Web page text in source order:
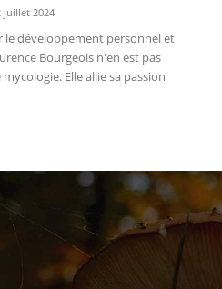
juillet 2024
le développement personnel et
Bourgeois n'en est pas
Elle allie sa passion